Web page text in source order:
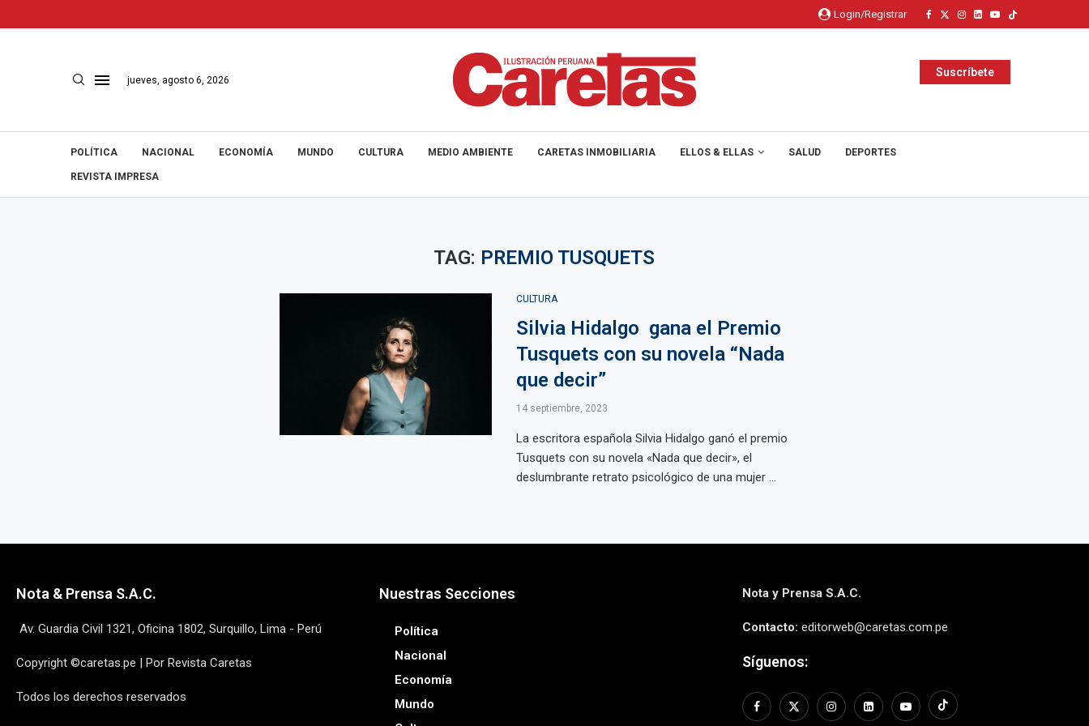
Login/Registrar
jueves, agosto 6, 2026
Suscríbete
POLÍTICA NACIONAL ECONOMÍA MUNDO CULTURA MEDIO AMBIENTE CARETAS INMOBILIARIA ELLOS & ELLAS SALUD DEPORTES
REVISTA IMPRESA
TAG: PREMIO TUSQUETS
CULTURA
Silvia Hidalgo gana el Premio
Tusquets con su novela “Nada
que decir”
14 septiembre, 2023
La escritora española Silvia Hidalgo ganó el premio
Tusquets con su novela «Nada que decir», el
deslumbrante retrato psicológico de una mujer ...
Nota & Prensa S.A.C.
Av. Guardia Civil 1321, Oficina 1802, Surquillo, Lima - Perú
Copyright ©caretas.pe | Por Revista Caretas
Todos los derechos reservados
Nuestras Secciones
Política
Nacional
Economía
Mundo
Nota y Prensa S.A.C.
Contacto: editorweb@caretas.com.pe
Síguenos: